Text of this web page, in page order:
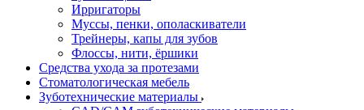
Ирригаторы
Муссы, пенки, ополаскиватели
Трейнеры, капы для зубов
Флоссы, нити, ёршики
Средства ухода за протезами
Стоматологическая мебель
Зуботехнические материалы